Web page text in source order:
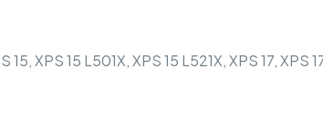
15, XPS 15 L501X, XPS 15 L521X, XPS 17,